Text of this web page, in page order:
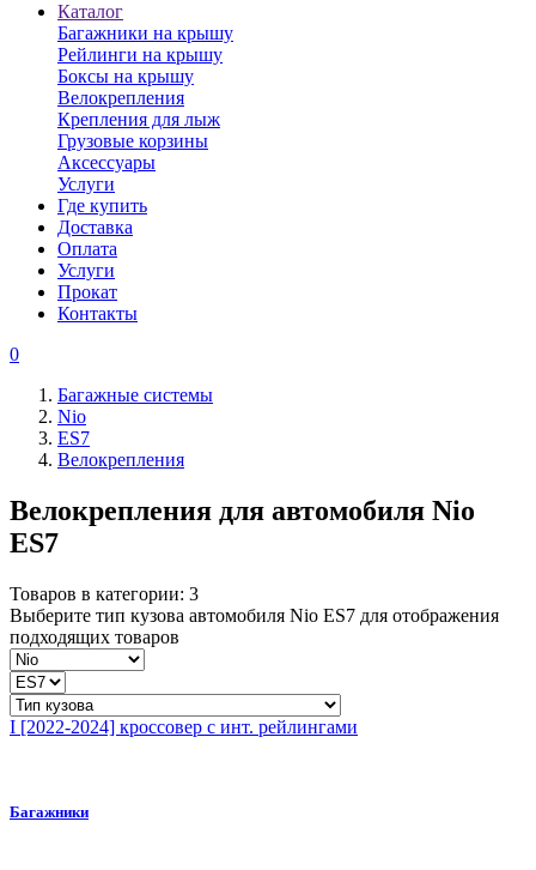
Каталог
Багажники на крышу
Рейлинги на крышу
Боксы на крышу
Велокрепления
Крепления для лыж
Грузовые корзины
Аксессуары
Услуги
Где купить
Доставка
Оплата
Услуги
Прокат
Контакты
0
Багажные системы
Nio
ES7
Велокрепления
Велокрепления для автомобиля Nio
ES7
Товаров в категории: 3
Выберите тип кузова автомобиля Nio ES7 для отображения
подходящих товаров
I [2022-2024] кроссовер с инт. рейлингами
Багажники